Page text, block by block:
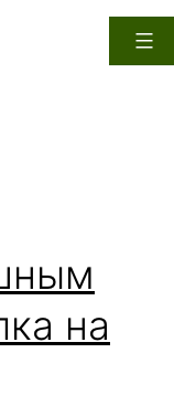
на